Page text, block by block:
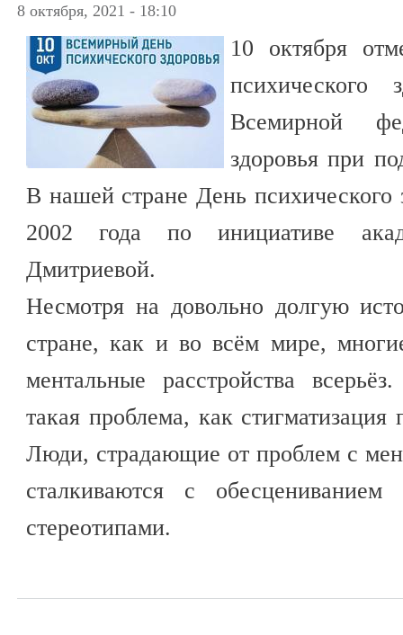
8 октября, 2021 - 18:10
10 октября
психического
Всемирной
здоровья при
В нашей стране День психического
2002 года по инициативе
Дмитриевой.
Несмотря на довольно долгую
стране, как и во всём мире,
ментальные расстройства
такая проблема, как стигматизация
Люди, страдающие от проблем с
сталкиваются с
стереотипами.